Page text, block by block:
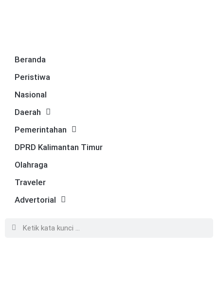
Beranda
Peristiwa
Nasional
Daerah
Pemerintahan
DPRD Kalimantan Timur
Olahraga
Traveler
Advertorial